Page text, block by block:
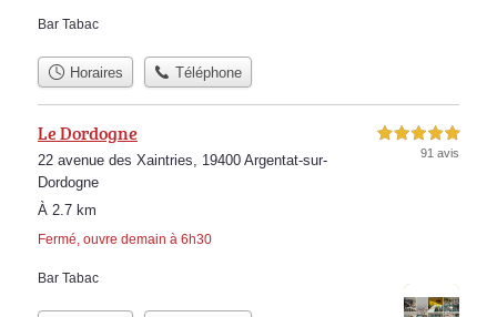
Bar Tabac
Horaires Téléphone
Le Dordogne
22 avenue des Xaintries, 19400 Argentat-sur-
Dordogne
À 2.7 km
Fermé, ouvre demain à 6h30
5,0 étoiles sur 5
91 avis
Bar Tabac